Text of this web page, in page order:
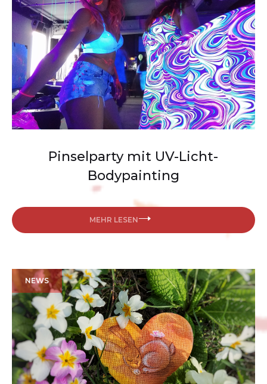
Pinselparty mit UV-Licht-
Bodypainting
MEHR LESEN
NEWS